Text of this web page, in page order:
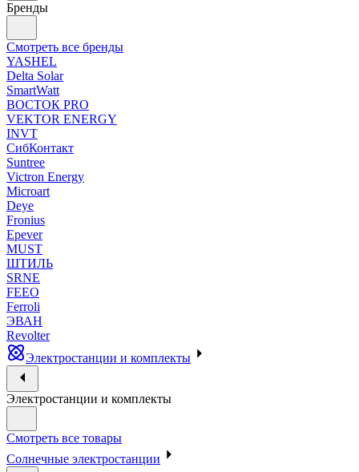
Бренды
Смотреть все бренды
YASHEL
Delta Solar
SmartWatt
ВОСТОК PRO
VEKTOR ENERGY
INVT
СибКонтакт
Suntree
Victron Energy
Microart
Deye
Fronius
Epever
MUST
ШТИЛЬ
SRNE
FEEO
Ferroli
ЭВАН
Revolter
Электростанции и комплекты
Электростанции и комплекты
Смотреть все товары
Солнечные электростанции